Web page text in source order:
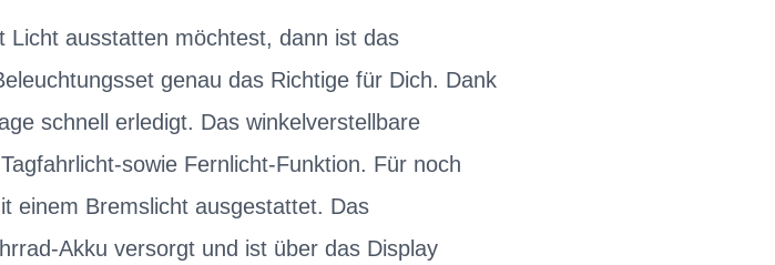
Licht ausstatten möchtest, dann ist das
genau das Richtige für Dich. Dank
schnell erledigt. Das winkelverstellbare
sowie Fernlicht-Funktion. Für noch
einem Bremslicht ausgestattet. Das
Akku versorgt und ist über das Display